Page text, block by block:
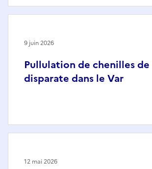
Pullulation de chenilles
disparate dans le Var
9 juin 2026
12 mai 2026